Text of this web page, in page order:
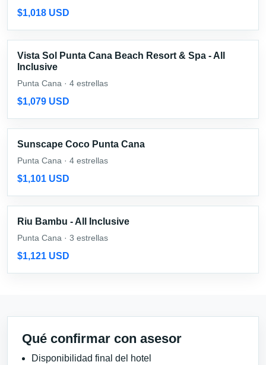
$1,018 USD
Vista Sol Punta Cana Beach Resort & Spa - All
Inclusive
Punta Cana · 4 estrellas
$1,079 USD
Sunscape Coco Punta Cana
Punta Cana · 4 estrellas
$1,101 USD
Riu Bambu - All Inclusive
Punta Cana · 3 estrellas
$1,121 USD
Qué confirmar con asesor
Disponibilidad final del hotel